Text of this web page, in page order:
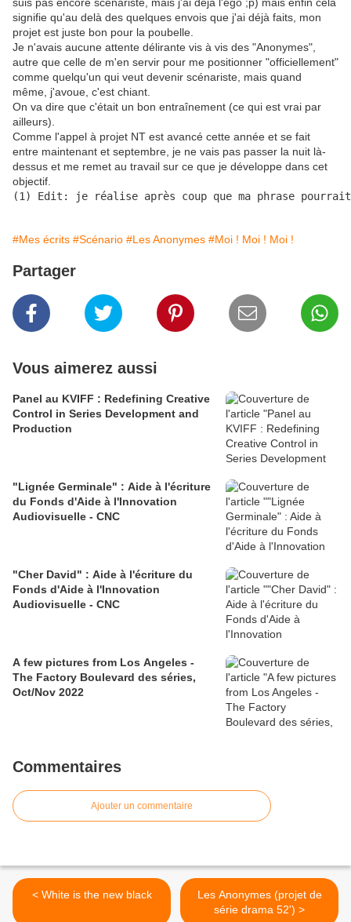
signifie qu'au delà des quelques envois que j'ai déjà faits, mon
projet est juste bon pour la poubelle.
Je n'avais aucune attente délirante vis à vis des "Anonymes",
autre que celle de m'en servir pour me positionner "officiellement"
comme quelqu'un qui veut devenir scénariste, mais quand
même, j'avoue, c'est chiant.
On va dire que c'était un bon entraînement (ce qui est vrai par
ailleurs).
Comme l'appel à projet NT est avancé cette année et se fait
entre maintenant et septembre, je ne vais pas passer la nuit là-
dessus et me remet au travail sur ce que je développe dans cet
objectif.
(1) Edit: je réalise après coup que ma phrase
#Mes écrits #Scénario #Les Anonymes #Moi ! Moi ! Moi !
Partager
Vous aimerez aussi
Panel au KVIFF : Redefining Creative
Control in Series Development and
Production
"Lignée Germinale" : Aide à l'écriture
du Fonds d'Aide à l'Innovation
Audiovisuelle - CNC
"Cher David" : Aide à l'écriture du
Fonds d'Aide à l'Innovation
Audiovisuelle - CNC
A few pictures from Los Angeles -
The Factory Boulevard des séries,
Oct/Nov 2022
Commentaires
Ajouter un commentaire
< White is the new black
Les Anonymes (projet de
série drama 52') >